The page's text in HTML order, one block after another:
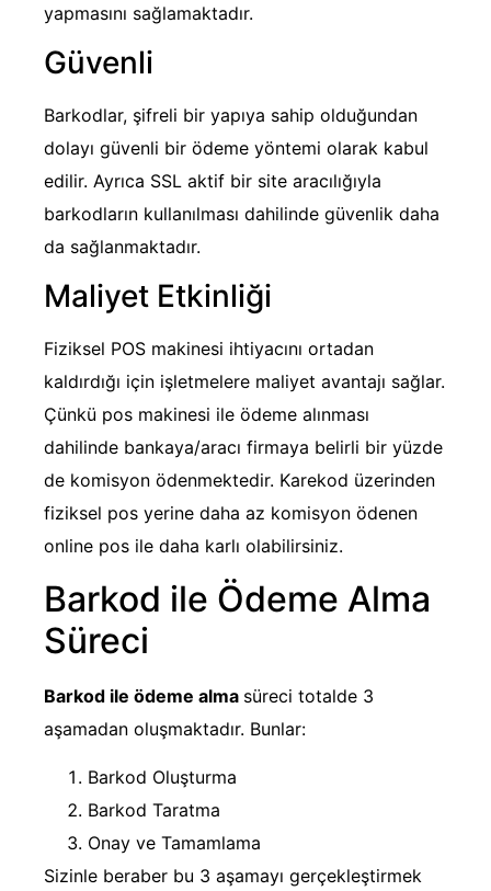
yapmasını sağlamaktadır.
Güvenli
Barkodlar, şifreli bir yapıya sahip olduğundan
dolayı güvenli bir ödeme yöntemi olarak kabul
edilir. Ayrıca SSL aktif bir site aracılığıyla
barkodların kullanılması dahilinde güvenlik daha
da sağlanmaktadır.
Maliyet Etkinliği
Fiziksel POS makinesi ihtiyacını ortadan
kaldırdığı için işletmelere maliyet avantajı sağlar.
Çünkü pos makinesi ile ödeme alınması
dahilinde bankaya/aracı firmaya belirli bir yüzde
de komisyon ödenmektedir. Karekod üzerinden
fiziksel pos yerine daha az komisyon ödenen
online pos ile daha karlı olabilirsiniz.
Barkod ile Ödeme Alma
Süreci
Barkod ile ödeme alma süreci totalde 3
aşamadan oluşmaktadır. Bunlar:
Barkod Oluşturma
Barkod Taratma
Onay ve Tamamlama
Sizinle beraber bu 3 aşamayı gerçekleştirmek